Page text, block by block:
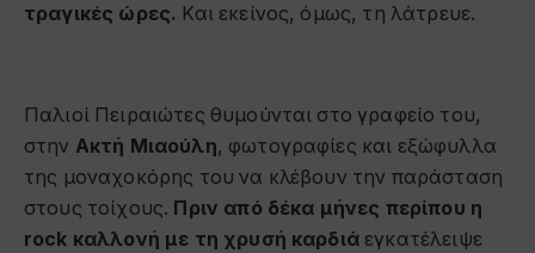
τραγικές ώρες. Και εκείνος, όμως, τη λάτρευε.
Παλιοί Πειραιώτες θυμούνται στο γραφείο του,
στην Ακτή Μιαούλη, φωτογραφίες και εξώφυλλα
της μοναχοκόρης του να κλέβουν την παράσταση
στους τοίχους. Πριν από δέκα μήνες περίπου η
rock καλλονή με τη χρυσή καρδιάεγκατέλειψε